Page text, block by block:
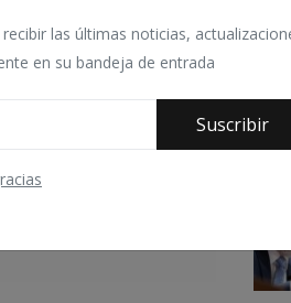
las últimas noticias,
en su bandeja de entrada
Suscribir
la seguridad de
a recomendar
"la obesidad infantil
de carbohidratos